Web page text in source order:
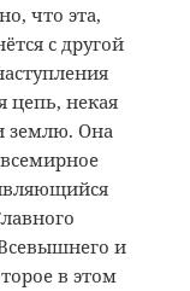
что эта,
с другой
цепь, некая
землю. Она
и
в этом